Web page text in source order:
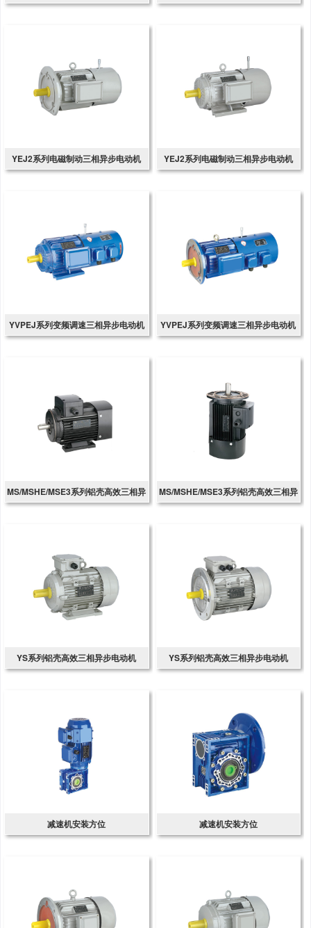
YEJ2系列电磁制动三相异步电动机 YEJ2系列电磁制动三相异步电动机
YVPEJ系列变频调速三相异步电动机 YVPEJ系列变频调速三相异步电动机
MS/MSHE/MSE3系列铝壳高效三相异
MS/MSHE/MSE3系列铝壳高效三相异
YS系列铝壳高效三相异步电动机 YS系列铝壳高效三相异步电动机
减速机安装方位 减速机安装方位